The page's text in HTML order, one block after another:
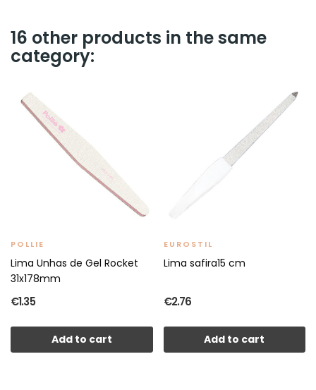
16 other products in the same
category:
POLLIE
Lima Unhas de Gel Rocket
31x178mm
€1.35
Add to cart
EUROSTIL
Lima safira15 cm
€2.76
Add to cart